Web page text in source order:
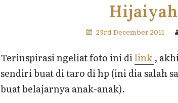
23rd December 2011
Terinspirasi ngeliat foto ini dilink ,
sendiri buat di taro di hp (ini dia salah
buat belajarnya anak-anak).